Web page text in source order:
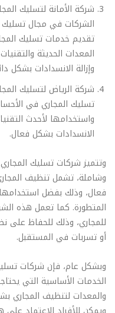
شركة الأمانة لتسليك
الشركات في مجال
تقديم خدمات تسليك
المعدات الحديثة
وإزالة الانسدادات بشكل
شركة الرياض لتسليك
تسليك المجاري في
واستخدامها لأحدث
الانسدادات بشكل فعال.
وتتميز شركات تسليك
وشاملة، تشمل تنظيف
فعال، وذلك بفضل استخدامها
المتطورة. كما تعمل هذه
للمجاري، وذلك للحفاظ
أو تسربات في المستقبل.
وبشكل عام، فإن شركات
الخدمات الأساسية التي
والمعدات لتنظيف المجاري